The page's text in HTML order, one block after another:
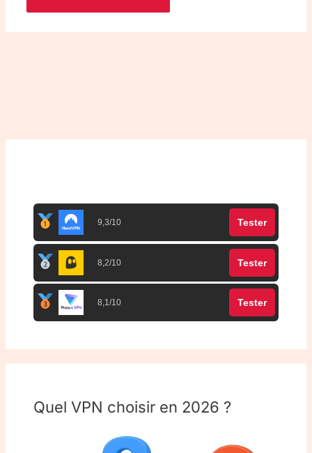
9,3/10 Tester
8,2/10 Tester
8,1/10 Tester
Quel VPN choisir en 2026 ?